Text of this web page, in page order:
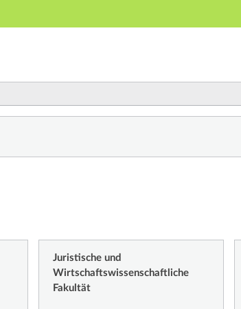
Hauptnavigation
Fußzeile
Juristische und
Wirtschaftswissenschaftliche
Fakultät